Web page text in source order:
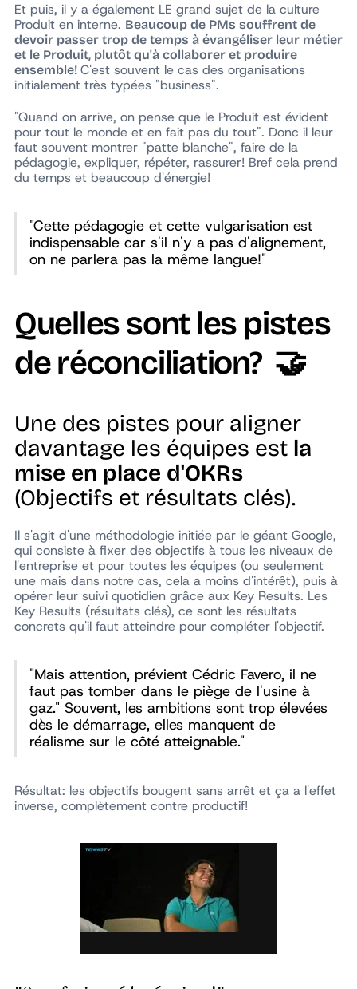
Et puis, il y a également LE grand sujet de la culture
Produit en interne. Beaucoup de PMs souffrent de
devoir passer trop de temps à évangéliser leur métier
et le Produit, plutôt qu'à collaborer et produire
ensemble! C'est souvent le cas des organisations
initialement très typées "business".
"Quand on arrive, on pense que le Produit est évident
pour tout le monde et en fait pas du tout". Donc il leur
faut souvent montrer "patte blanche", faire de la
pédagogie, expliquer, répéter, rassurer! Bref cela prend
du temps et beaucoup d'énergie!
"Cette pédagogie et cette vulgarisation est
indispensable car s'il n'y a pas d'alignement,
on ne parlera pas la même langue!"
Quelles sont les pistes
de réconciliation? 🤝
Une des pistes pour aligner
davantage les équipes est la
mise en place d'OKRs
(Objectifs et résultats clés).
Il s'agit d'une méthodologie initiée par le géant Google,
qui consiste à fixer des objectifs à tous les niveaux de
l'entreprise et pour toutes les équipes (ou seulement
une mais dans notre cas, cela a moins d'intérêt), puis à
opérer leur suivi quotidien grâce aux Key Results. Les
Key Results (résultats clés), ce sont les résultats
concrets qu'il faut atteindre pour compléter l'objectif.
"Mais attention, prévient Cédric Favero, il ne
faut pas tomber dans le piège de l'usine à
gaz." Souvent, les ambitions sont trop élevées
dès le démarrage, elles manquent de
réalisme sur le côté atteignable."
Résultat: les objectifs bougent sans arrêt et ça a l'effet
inverse, complètement contre productif!